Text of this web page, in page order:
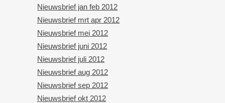
Nieuwsbrief jan feb 2012
Nieuwsbrief mrt apr 2012
Nieuwsbrief mei 2012
Nieuwsbrief juni 2012
Nieuwsbrief juli 2012
Nieuwsbrief aug 2012
Nieuwsbrief sep 2012
Nieuwsbrief okt 2012